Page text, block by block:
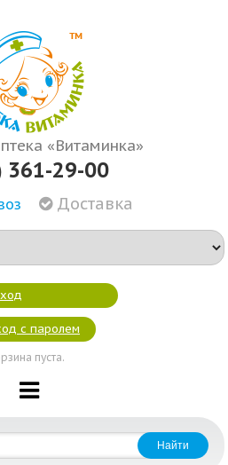
«Витаминка»
361-29-00
Доставка
с паролем
пуста.